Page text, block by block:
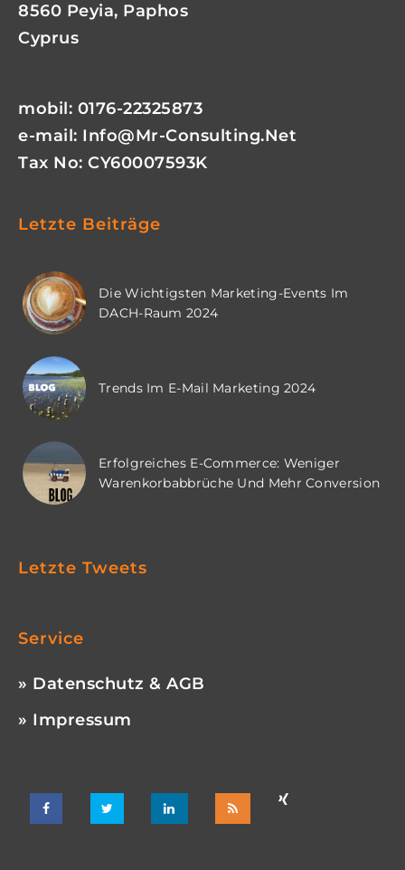
8560 Peyia, Paphos
Cyprus
mobil: 0176-22325873
e-mail: Info@mr-Consulting.net
Tax No: CY60007593K
Letzte Beiträge
Die Wichtigsten Marketing-Events Im
DACH-Raum 2024
Trends Im E-Mail Marketing 2024
Erfolgreiches E-Commerce: Weniger
Warenkorbabbrüche Und Mehr Conversion
Letzte Tweets
Service
» Datenschutz & AGB
» Impressum